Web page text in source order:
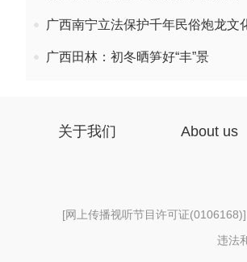
广西南宁立法保护千年民俗炮龙文
广西田林：初冬晒笋好“丰”景
关于我们 About us
[网上传播视听节目许可证(0106168)
违法